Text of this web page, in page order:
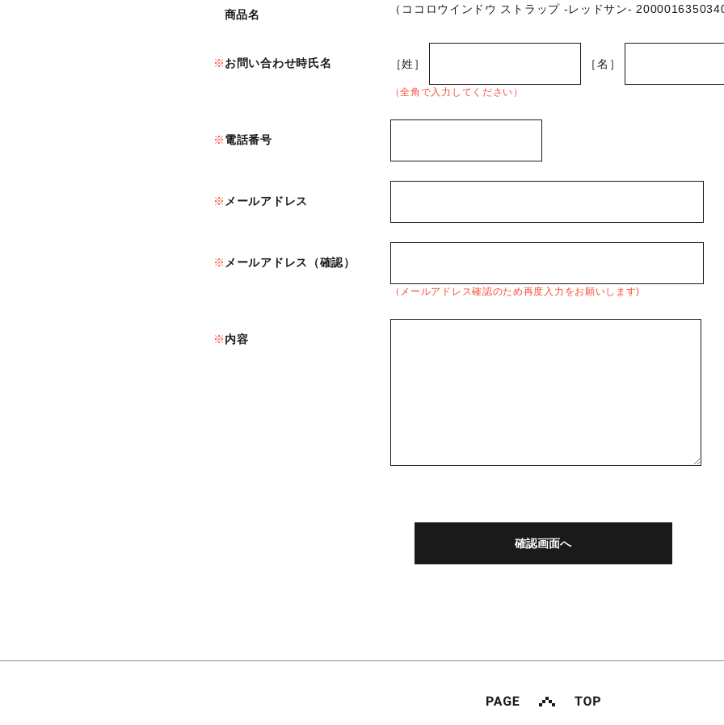
商品名 （ココロウインドウ ストラップ -レッドサン-
お問い合わせ時氏名 ［姓］ ［名］
（全角で入力してください）
電話番号
メールアドレス
メールアドレス（確認）
（メールアドレス確認のため再度入力をお願いします)
内容